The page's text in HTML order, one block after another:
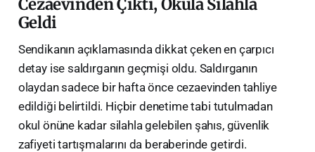
​Cezaevinden Çıktı, Okula Silahla
Geldi
​Sendikanın açıklamasında dikkat çeken en çarpıcı
detay ise saldırganın geçmişi oldu. Saldırganın
olaydan sadece bir hafta önce cezaevinden tahliye
edildiği belirtildi. Hiçbir denetime tabi tutulmadan
okul önüne kadar silahla gelebilen şahıs, güvenlik
zafiyeti tartışmalarını da beraberinde getirdi.